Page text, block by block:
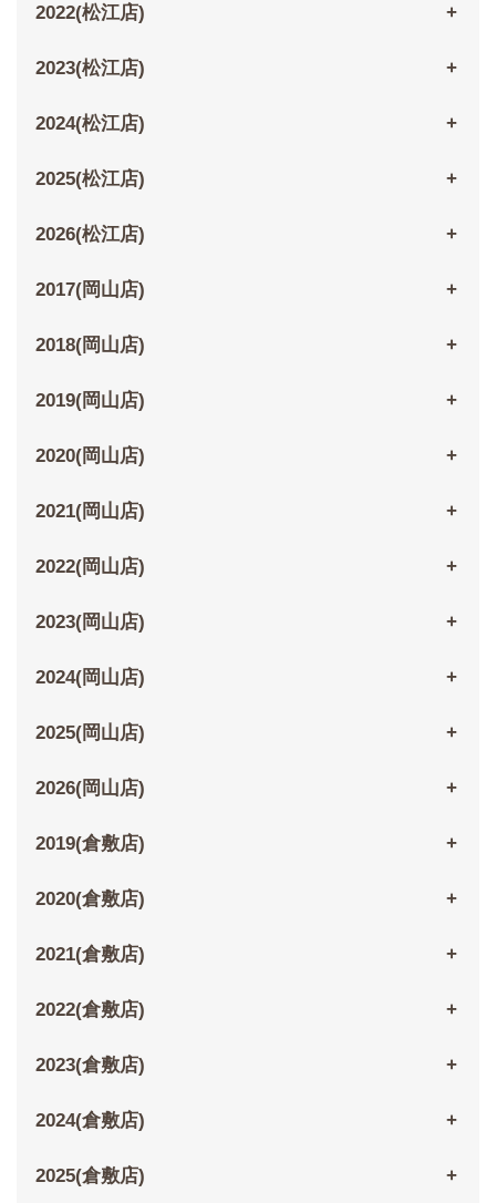
2022(松江店)
2023(松江店)
2024(松江店)
2025(松江店)
2026(松江店)
2017(岡山店)
2018(岡山店)
2019(岡山店)
2020(岡山店)
2021(岡山店)
2022(岡山店)
2023(岡山店)
2024(岡山店)
2025(岡山店)
2026(岡山店)
2019(倉敷店)
2020(倉敷店)
2021(倉敷店)
2022(倉敷店)
2023(倉敷店)
2024(倉敷店)
2025(倉敷店)